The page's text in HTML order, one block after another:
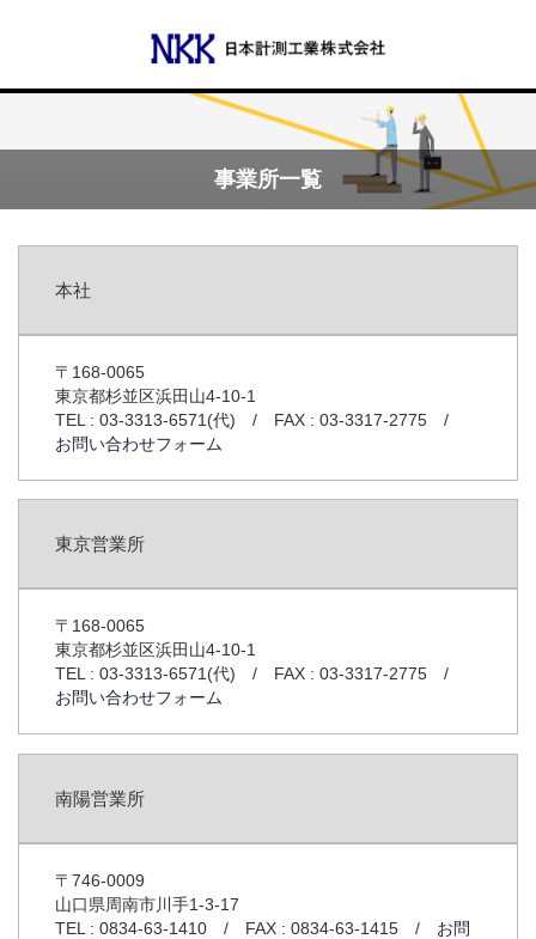
事業所一覧
本社
〒168-0065
東京都杉並区浜田山4-10-1
TEL : 03-3313-6571(代) / FAX : 03-3317-2775 /
お問い合わせフォーム
東京営業所
〒168-0065
東京都杉並区浜田山4-10-1
TEL : 03-3313-6571(代) / FAX : 03-3317-2775 /
お問い合わせフォーム
南陽営業所
〒746-0009
山口県周南市川手1-3-17
TEL : 0834-63-1410 / FAX : 0834-63-1415 / お問
Menu
代表あいさつ
事業所一覧
事業案内
強み
反応釜温度制御
非連続流の連続流化
流量計の落差補正を自動化
1B流量の制御